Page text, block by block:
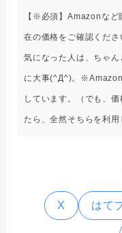
【※必須】Amazonなど
在の価格をご確認くだ
気になった人は、ちゃ
に大事(^Д^)。※Amazon
しています。（でも、
たら、全然そちらを利用
X はて